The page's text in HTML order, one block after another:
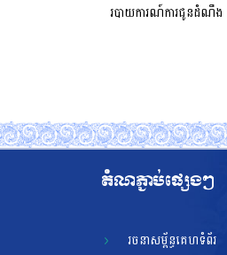
របាយការណ៍ការជូនដំណឹង
តំណភ្ជាប់ផ្សេងៗ
រចនាសម្ព័ន្ធគេហទំព័រ